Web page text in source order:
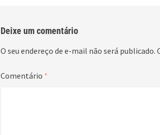
Deixe um comentário
O seu endereço de e-mail não será publicado.
Comentário *